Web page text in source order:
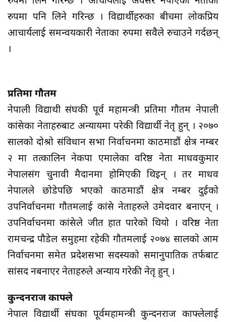
रुपमा पनि लिने गरिन्छ । विद्यार्थीहरुका बीचमा लोकप्रिय
आचार्यलाई समन्वयकारी नेताका रुपमा सवैले रुचाउने गर्दछन्
।
प्रतिमा गौतम
नेपाली विद्याथी संघकी पूर्व महामन्त्री प्रतिमा गौतम नेपाली
कांग्रेसका नेताहरुबाट अन्यायमा परेकी विद्यार्थी नेतृ हुन् । २०७०
सालको दोश्रो संविधान सभा निर्वाचनमा काठमाडौं क्षेत्र नम्बर
२ मा तत्कालिन नेकपा एमालेका वरिष्ठ नेता माधवकुमार
नेपालसंग चुनावी मैदानमा होमिएकी थिइन् । तर माधव
नेपालले छोडेपछि भएको काठमाडौं क्षेत्र नम्बर दुईको
उपनिर्वाचनमा गौतमलाई कांग्रेस नेताहरुले उमेदवार बनाएन् ।
उपनिर्वाचनमा कांग्रेसले जीत हात पारेको थियो । वरिष्ठ नेता
रामचन्द्र पौडेल समुहमा रहेकी गौतमलाई २०७४ सालको आम
निर्वाचनमा समेत प्रदेशसभा सदस्यको समानुपातिक तर्फबाट
सांसद नबनाएर नेताहरुले अन्याय गरेकी नेतृ हुन् ।
कुन्दनराज काफ्ले
नेपाल विद्यार्थी संघका पूर्वमहामन्त्री कुन्दनराज काफ्लेलाई